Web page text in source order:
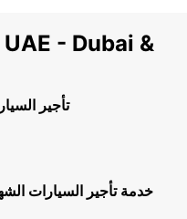
- Dubai &
تأجير
خدمة تأجير السيارات